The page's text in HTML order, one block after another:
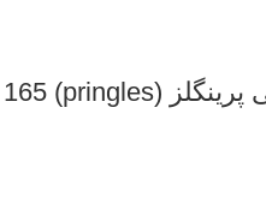
ringles چیپس سرکه نمکی پرینگلز (pringles) 165